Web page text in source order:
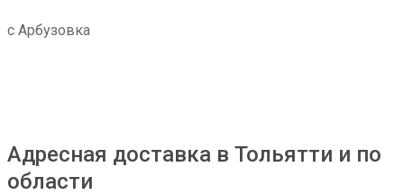
с Арбузовка
Адресная доставка в Тольятти и по
области